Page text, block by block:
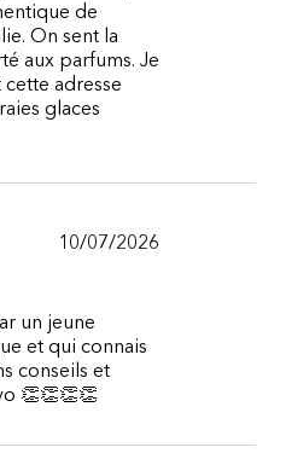
de
On sent la
aux parfums. Je
adresse
glaces
10/07/2026
un jeune
et qui connais
conseils et
👏👏👏👏